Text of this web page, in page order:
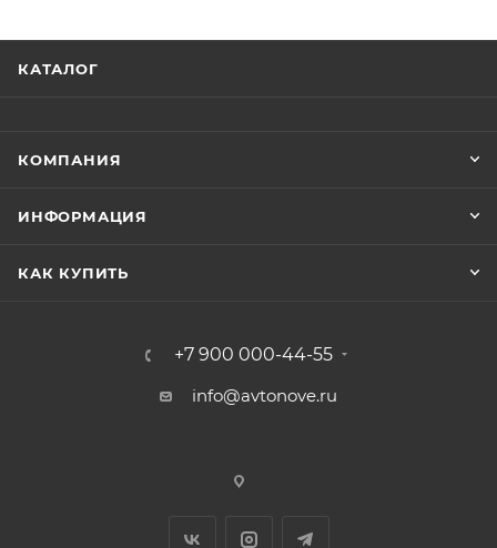
КАТАЛОГ
КОМПАНИЯ
ИНФОРМАЦИЯ
КАК КУПИТЬ
+7 900 000-44-55
info@avtonove.ru